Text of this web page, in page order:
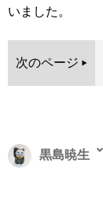
いました。
次のページ
黒島暁生